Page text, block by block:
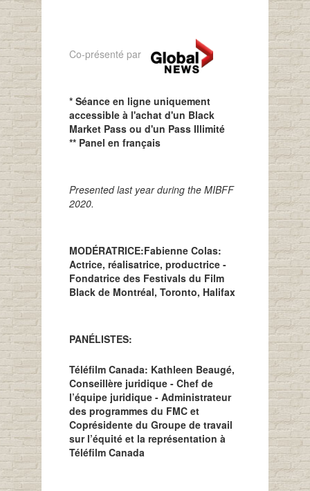
Co-présenté par
* Séance en ligne uniquement
accessible à l'achat d'un Black
Market Pass ou d'un Pass Illimité
** Panel en français
Presented last year during the MIBFF
2020.
MODÉRATRICE:Fabienne Colas:
Actrice, réalisatrice, productrice -
Fondatrice des Festivals du Film
Black de Montréal, Toronto, Halifax
PANÉLISTES:
Téléfilm Canada: Kathleen Beaugé,
Conseillère juridique - Chef de
l’équipe juridique - Administrateur
des programmes du FMC et
Coprésidente du Groupe de travail
sur l’équité et la représentation à
Téléfilm Canada